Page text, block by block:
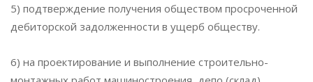
5) подтверждение получения обществом просроченной
дебиторской задолженности в ущерб обществу.
6) на проектирование и выполнение строительно-